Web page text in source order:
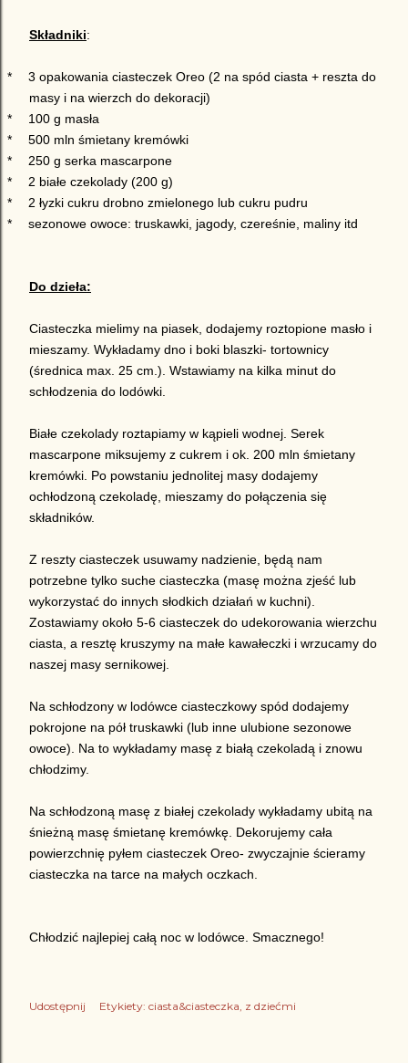
Składniki:
*
3 opakowania ciasteczek Oreo (2 na spód ciasta + reszta do
masy i na wierzch do dekoracji)
*
100 g masła
*
500 mln śmietany kremówki
*
250 g serka mascarpone
*
2 białe czekolady (200 g)
*
2 łyzki cukru drobno zmielonego lub cukru pudru
*
sezonowe owoce: truskawki, jagody, czereśnie, maliny itd
Do dzieła:
Ciasteczka mielimy na piasek, dodajemy roztopione masło i
mieszamy. Wykładamy dno i boki blaszki- tortownicy
(średnica max. 25 cm.). Wstawiamy na kilka minut do
schłodzenia do lodówki.
Białe czekolady roztapiamy w kąpieli wodnej. Serek
mascarpone miksujemy z cukrem i ok. 200 mln śmietany
kremówki. Po powstaniu jednolitej masy dodajemy
ochłodzoną czekoladę, mieszamy do połączenia się
składników.
Z reszty ciasteczek usuwamy nadzienie, będą nam
potrzebne tylko suche ciasteczka (masę można zjeść lub
wykorzystać do innych słodkich działań w kuchni).
Zostawiamy około 5-6 ciasteczek do udekorowania wierzchu
ciasta, a resztę kruszymy na małe kawałeczki i wrzucamy do
naszej masy sernikowej.
Na schłodzony w lodówce ciasteczkowy spód dodajemy
pokrojone na pół truskawki (lub inne ulubione sezonowe
owoce). Na to wykładamy masę z białą czekoladą i znowu
chłodzimy.
Na schłodzoną masę z białej czekolady wykładamy ubitą na
śnieżną masę śmietanę kremówkę. Dekorujemy cała
powierzchnię pyłem ciasteczek Oreo- zwyczajnie ścieramy
ciasteczka na tarce na małych oczkach.
Chłodzić najlepiej całą noc w lodówce. Smacznego!
Udostępnij Etykiety: ciasta&ciasteczka z dziećmi